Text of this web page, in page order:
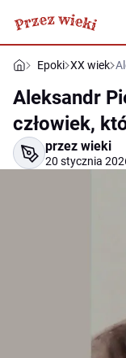
Epoki XX wiek
Aleksandr
człowiek,
przez wieki
20 stycznia